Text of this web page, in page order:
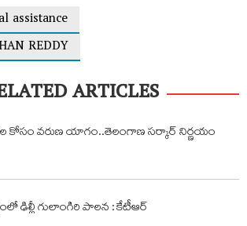
assistance
REDDY
ARTICLES
కోసం వరుణ యాగం..తెలంగాణ సర్కార్ నిర్ణయం
ఢిల్లీ గులాంగిరి పాలన : కేటీఆర్